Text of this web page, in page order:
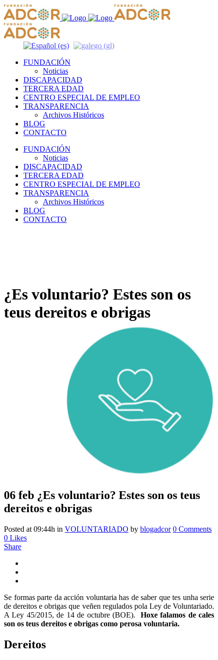
FUNDACIÓN
Noticias
DISCAPACIDAD
TERCERA EDAD
CENTRO ESPECIAL DE EMPLEO
TRANSPARENCIA
Archivos Históricos
BLOG
CONTACTO
FUNDACIÓN
Noticias
DISCAPACIDAD
TERCERA EDAD
CENTRO ESPECIAL DE EMPLEO
TRANSPARENCIA
Archivos Históricos
BLOG
CONTACTO
¿Es voluntario? Estes son os
teus dereitos e obrigas
>¿Es voluntario? Estes son os teus
06 feb ¿Es voluntario? Estes son os teus
dereitos e obrigas
Posted at 09:44h in VOLUNTARIADO by blogadcor 0 Comments
0 Likes
Share
Se formas parte da acción voluntaria has de saber que tes unha serie
de dereitos e obrigas que veñen regulados pola Ley de Voluntariado.
A Ley 45/2015, de 14 de octubre (BOE). Hoxe falamos de cales
son os teus dereitos e obrigas como perosa voluntaria.
Dereitos